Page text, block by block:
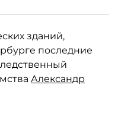
зданий,
последние
Александр